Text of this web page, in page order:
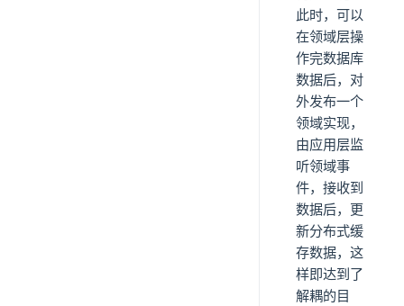
此时，可以
在领域层操
作完数据库
数据后，对
外发布一个
领域实现，
由应用层监
听领域事
件，接收到
数据后，更
新分布式缓
存数据，这
样即达到了
解耦的目